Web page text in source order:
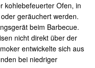
kohlebefeuerter Ofen, in
geräuchert werden.
beim Barbecue.
nicht direkt über der
entwickelte sich aus
bei niedriger